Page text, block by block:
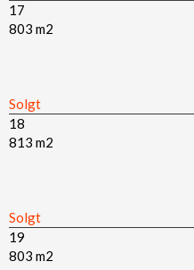
17
803 m2​
Solgt​
18
813 m2​
Solgt​
19
803 m2​